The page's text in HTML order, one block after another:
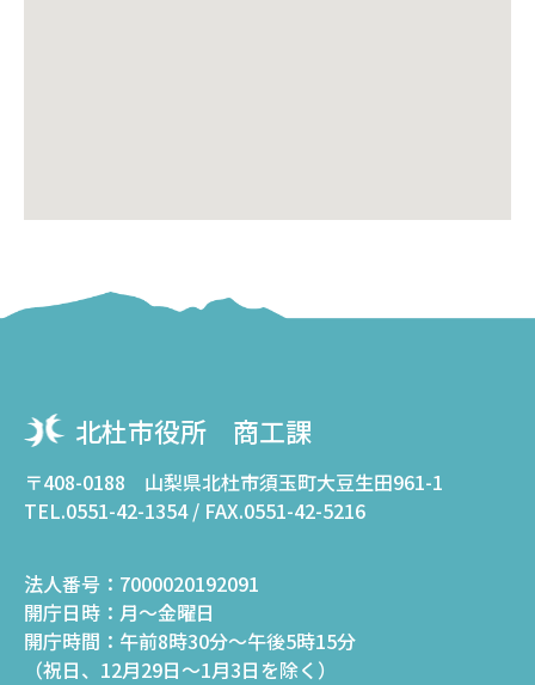
北杜市役所 商工課
〒408-0188 山梨県北杜市須玉町大豆生田961-1
TEL.0551-42-1354 / FAX.0551-42-5216
法人番号： 7000020192091
開庁日時： 月～金曜日
開庁時間： 午前8時30分～午後5時15分
（祝日、12月29日～1月3日を除く）